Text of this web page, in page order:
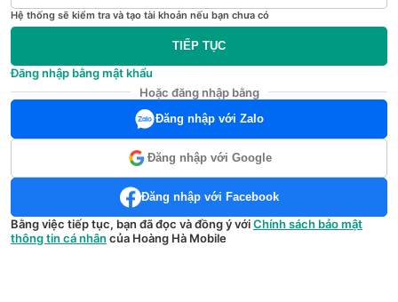
Hệ thống sẽ kiểm tra và tạo tài khoản nếu bạn chưa có
TIẾP TỤC
Đăng nhập bằng mật khẩu
Hoặc đăng nhập bằng
Đăng nhập với Zalo
Đăng nhập với Google
Đăng nhập với Facebook
Bằng việc tiếp tục, bạn đã đọc và đồng ý vớiChính sách bảo mật
thông tin cá nhân của Hoàng Hà Mobile